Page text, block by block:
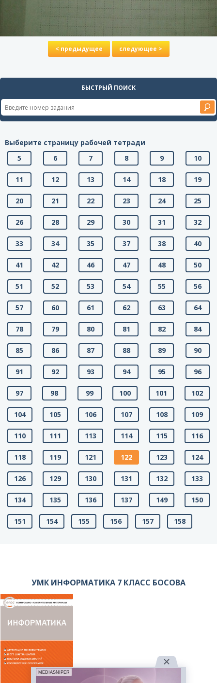
< предыдущее следующее >
БЫСТРЫЙ ПОИСК
Выберите страницу рабочей тетради
5
6 7 8 9 10
11 12 13 14 18 19
20 21 22 23 24 25
26 28 29 30 31 32
33 34 35 37 38 40
41 42 46 47 48 50
51 52 53 54 55 56
57 60 61 62 63 64
78 79 80 81 82 84
85 86 87 88 89 90
91 92 93 94 95 96
97 98 99 100 101 102
104 105 106 107 108 109
110 111 113 114 115 116
118 119 121 122 123 124
126 129 130 131 132 133
134 135 136 137 149 150
151 154 155 156 157 158
УМК ИНФОРМАТИКА 7 КЛАСС БОСОВА
MEDIASNIPER